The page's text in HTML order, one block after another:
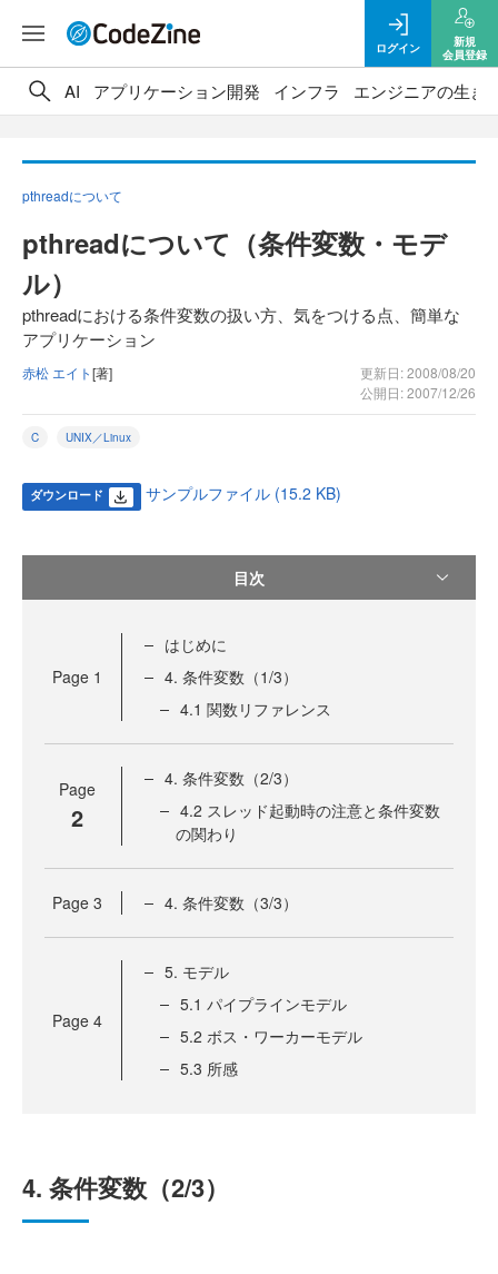
ログイン
新規
会員登録
AI アプリケーション開発 インフラ エンジニアの生き
pthreadについて
pthreadについて（条件変数・モデ
ル）
pthreadにおける条件変数の扱い方、気をつける点、簡単な
アプリケーション
赤松 エイト[著]
更新日: 2008/08/20
公開日: 2007/12/26
C UNIX／Linux
ダウンロード サンプルファイル (15.2 KB)
目次
Page 1
はじめに
4. 条件変数（1/3）
4.1 関数リファレンス
Page
2
4. 条件変数（2/3）
4.2 スレッド起動時の注意と条件変数
の関わり
Page 3 4. 条件変数（3/3）
Page 4
5. モデル
5.1 パイプラインモデル
5.2 ボス・ワーカーモデル
5.3 所感
4. 条件変数（2/3）